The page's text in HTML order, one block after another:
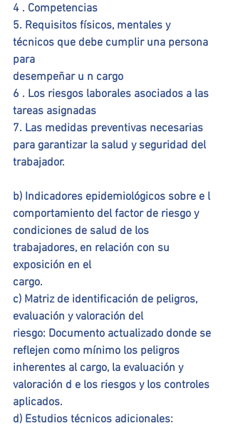
4 . Competencias
5. Requisitos físicos, mentales y
técnicos que debe cumplir una persona
para
desempeñar u n cargo
6 . Los riesgos laborales asociados a las
tareas asignadas
7. Las medidas preventivas necesarias
para garantizar la salud y seguridad del
trabajador.
b) Indicadores epidemiológicos sobre e l
comportamiento del factor de riesgo y
condiciones de salud de los
trabajadores, en relación con su
exposición en el
cargo.
c) Matriz de identificación de peligros,
evaluación y valoración del
riesgo: Documento actualizado donde se
reflejen como mínimo los peligros
inherentes al cargo, la evaluación y
valoración d e los riesgos y los controles
aplicados.
d) Estudios técnicos adicionales: